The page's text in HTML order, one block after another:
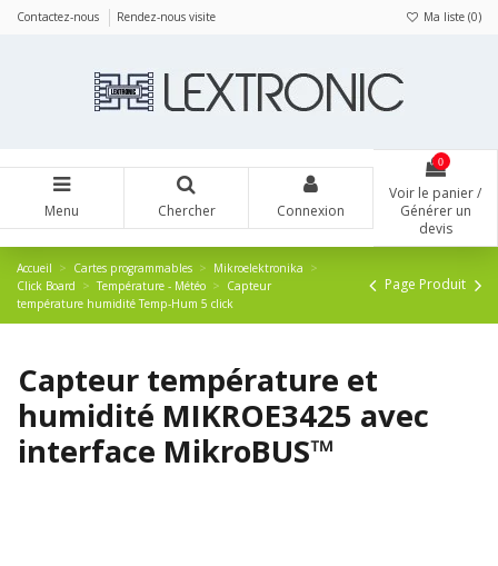
Contactez-nous Rendez-nous visite Ma liste (0)
Menu Chercher Connexion
0
Voir le panier /
Générer un
devis
Accueil Cartes programmables
Mikroelektronika
Click Board
Température - Météo
Capteur
température humidité Temp-Hum 5 click
Page Produit
Capteur température et
humidité MIKROE3425 avec
interface MikroBUS™
Panneau de gestion des cookies